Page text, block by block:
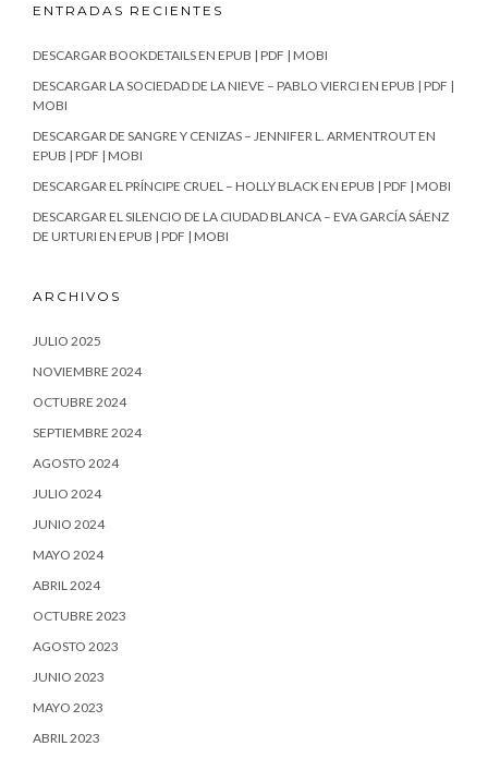
ENTRADAS RECIENTES
DESCARGAR BOOKDETAILS EN EPUB | PDF | MOBI
DESCARGAR LA SOCIEDAD DE LA NIEVE – PABLO VIERCI EN EPUB | PDF |
MOBI
DESCARGAR DE SANGRE Y CENIZAS – JENNIFER L. ARMENTROUT EN
EPUB | PDF | MOBI
DESCARGAR EL PRÍNCIPE CRUEL – HOLLY BLACK EN EPUB | PDF | MOBI
DESCARGAR EL SILENCIO DE LA CIUDAD BLANCA – EVA GARCÍA SÁENZ
DE URTURI EN EPUB | PDF | MOBI
ARCHIVOS
JULIO 2025
NOVIEMBRE 2024
OCTUBRE 2024
SEPTIEMBRE 2024
AGOSTO 2024
JULIO 2024
JUNIO 2024
MAYO 2024
ABRIL 2024
OCTUBRE 2023
AGOSTO 2023
JUNIO 2023
MAYO 2023
ABRIL 2023